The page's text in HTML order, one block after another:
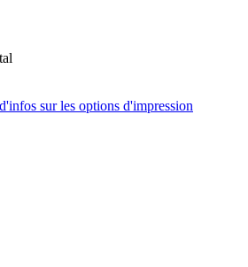
sur les options d'impression